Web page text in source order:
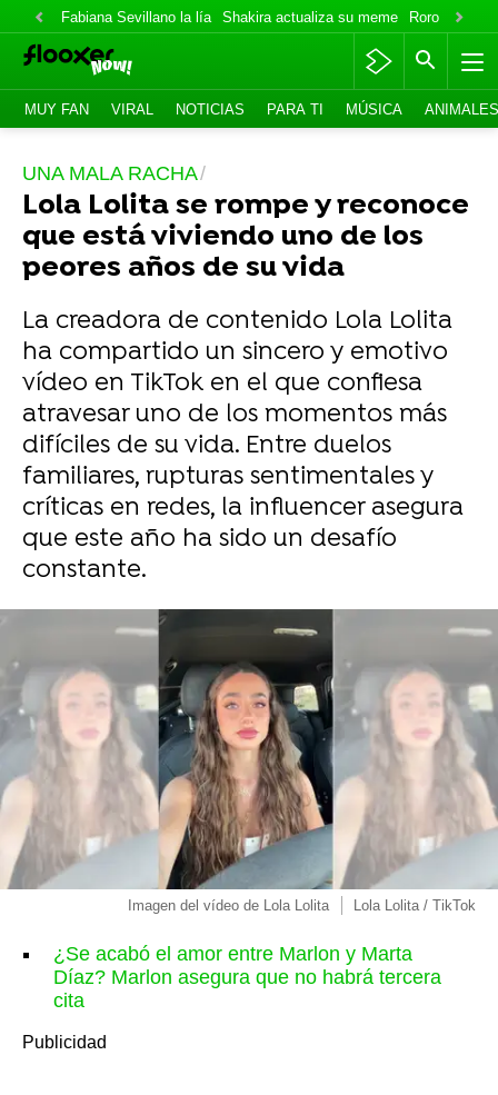
Fabiana Sevillano la lía Shakira actualiza su meme Roro lo niega
MUY FAN VIRAL NOTICIAS PARA TI MÚSICA ANIMALES
UNA MALA RACHA
Lola Lolita se rompe y reconoce
que está viviendo uno de los
peores años de su vida
La creadora de contenido Lola Lolita
ha compartido un sincero y emotivo
vídeo en TikTok en el que confiesa
atravesar uno de los momentos más
difíciles de su vida. Entre duelos
familiares, rupturas sentimentales y
críticas en redes, la influencer asegura
que este año ha sido un desafío
constante.
Imagen del vídeo de Lola Lolita Lola Lolita / TikTok
¿Se acabó el amor entre Marlon y Marta
Díaz? Marlon asegura que no habrá tercera
cita